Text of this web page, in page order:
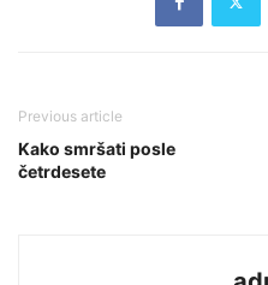
Previous article
Kako smršati posle
četrdesete